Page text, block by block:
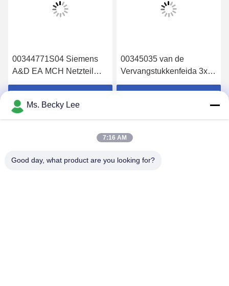
00344771S04 Siemens
A&D EA MCH Netzteil
S23 Stromversorgung
00345035 van de
Vervangstukkenfeida 3x8
van Faulhabe SMT de
Ms. Becky Lee
7:16 AM
Good day, what product are you looking for?